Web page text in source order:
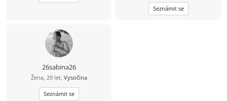
Seznámit se
26sabina26
Žena, 29 let, Vysočina
Seznámit se